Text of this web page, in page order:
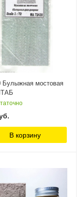
Булыжная мостовая
В корзину